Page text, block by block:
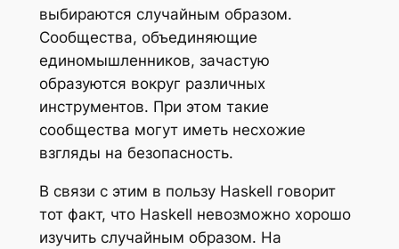
выбираются случайным образом.
Сообщества, объединяющие
единомышленников, зачастую
образуются вокруг различных
инструментов. При этом такие
сообщества могут иметь несхожие
взгляды на безопасность.
В связи с этим в пользу Haskell говорит
тот факт, что Haskell невозможно хорошо
изучить случайным образом. На